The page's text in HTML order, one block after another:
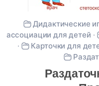
Дидактические
ассоциации для детей ·
·
Карточки для